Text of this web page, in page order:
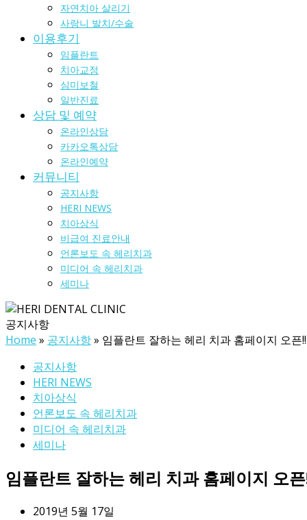
자연치아 살리기
사랑니 발치/수술
이용후기
임플란트
치아교정
심미보철
일반진료
상담 및 예약
온라인상담
카카오톡상담
온라인예약
커뮤니티
공지사항
HERI NEWS
치아상식
비급여 진료안내
언론보도 속 헤리치과
미디어 속 헤리치과
세미나
공지사항
Home » 공지사항» 임플란트 잘하는 헤리 치과 홈페이지 오픈!!
공지사항
HERI NEWS
치아상식
언론보도 속 헤리치과
미디어 속 헤리치과
세미나
임플란트 잘하는 헤리 치과 홈페이지 오
2019년 5월 17일